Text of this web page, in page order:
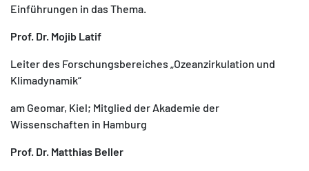
Einführungen in das Thema.
Prof. Dr. Mojib Latif
Leiter des Forschungsbereiches „Ozeanzirkulation und
Klimadynamik“
am Geomar, Kiel; Mitglied der Akademie der
Wissenschaften in Hamburg
Prof. Dr. Matthias Beller